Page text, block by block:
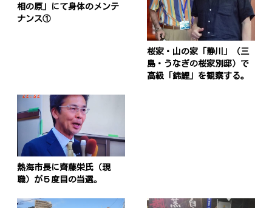
相の原」にて身体のメンテ
ナンス①
桜家・山の家「静川」（三
島・うなぎの桜家別邸）で
高級「錦鯉」を観察する。
熱海市長に齊藤栄氏（現
職）が５度目の当選。